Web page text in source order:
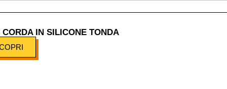
CORDA IN SILICONE TONDA